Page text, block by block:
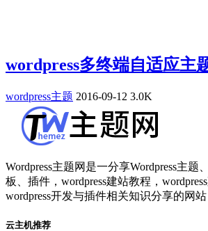
wordpress多终端自适应主
wordpress主题 2016-09-12 3.0K
Wordpress主题网是一分享Wordpress主题
板、插件，wordpress建站教程，
wordpress开发与插件相关知识分享的网站
云主机推荐